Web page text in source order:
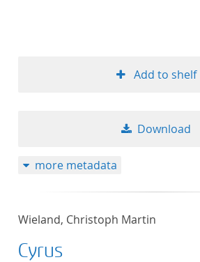
Add to shelf
Download
more metadata
Wieland, Christoph Martin
Cyrus